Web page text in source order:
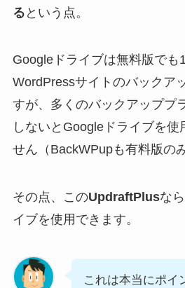
る という点。
Googleドライブは無料版でも
WordPressサイトのバックア
すが、多くのバックアッププ
しないとGoogleドライブを使
せん（BackWPupも有料版の
その点、このUpdraftPlusな
イブを使用できます。
これは本当にポイ